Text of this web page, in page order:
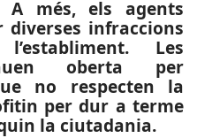
A més, els agents
infraccions
Les
oberta per
no respecten la
per dur a terme
la ciutadania.